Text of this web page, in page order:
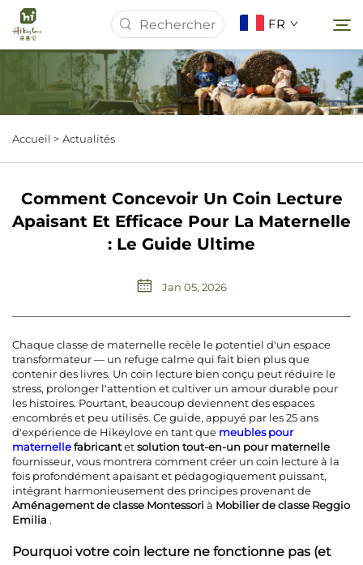
FR
Page d’accueil
Produits
Télécharger
Contactez-Nous
Blogues
Accueil > Actualités
Comment Concevoir Un Coin Lecture
Apaisant Et Efficace Pour La Maternelle
: Le Guide Ultime
Jan 05, 2026
Chaque classe de maternelle recèle le potentiel d'un espace
transformateur — un refuge calme qui fait bien plus que
contenir des livres. Un coin lecture bien conçu peut réduire le
stress, prolonger l'attention et cultiver un amour durable pour
les histoires. Pourtant, beaucoup deviennent des espaces
encombrés et peu utilisés. Ce guide, appuyé par les 25 ans
d'expérience de Hikeylove en tant que meubles pour
maternellefabricantetsolution tout-en-un pour maternelle
fournisseur, vous montrera comment créer un coin lecture à la
fois profondément apaisant et pédagogiquement puissant,
intégrant harmonieusement des principes provenant de
Aménagement de classe Montessori à Mobilier de classe Reggio
Emilia .
Pourquoi votre coin lecture ne fonctionne pas (et